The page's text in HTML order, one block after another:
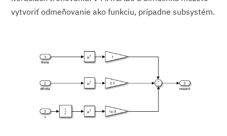
vytvoriť odmeňovanie ako funkciu, prípadne subsystém.